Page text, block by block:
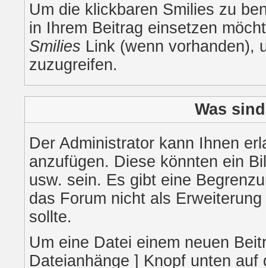
Um die klickbaren Smilies zu
in Ihrem Beitrag einsetzen
Smilies Link (wenn vorhanden),
zuzugreifen.
Was
Der Administrator kann Ihnen
anzufügen. Diese könnten ein
usw. sein. Es gibt eine
das Forum nicht als
sollte.
Um eine Datei einem neuen
Dateianhänge ] Knopf unten